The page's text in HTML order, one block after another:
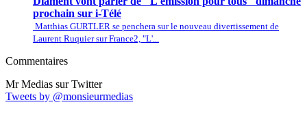
prochain sur i-Télé
Matthias GURTLER se penchera sur le nouveau divertissement de
Laurent Ruquier sur France2, "L'...
Commentaires
Mr Medias sur Twitter
Tweets by @monsieurmedias